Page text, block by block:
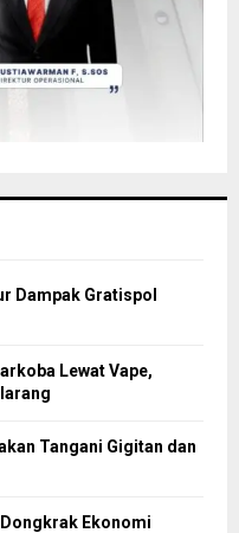
Dampak Gratispol
Lewat Vape,
Tangani Gigitan dan
Ekonomi